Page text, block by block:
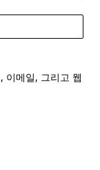
이메일, 그리고 웹